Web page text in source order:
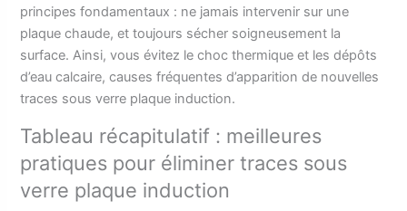
principes fondamentaux : ne jamais intervenir sur une
plaque chaude, et toujours sécher soigneusement la
surface. Ainsi, vous évitez le choc thermique et les dépôts
d’eau calcaire, causes fréquentes d’apparition de nouvelles
traces sous verre plaque induction.
Tableau récapitulatif : meilleures
pratiques pour éliminer traces sous
verre plaque induction